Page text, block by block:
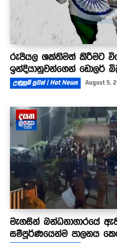
රුපියල ශක්තිමත් කිරීමට
ඉන්දියානුවන්ගෙන් ඩොලර්
උණුසුම් පුවත් | Hot News August 5,
මැගසින් බන්ධනාගාරයේ
සම්පූර්ණයෙන්ම පාලනය